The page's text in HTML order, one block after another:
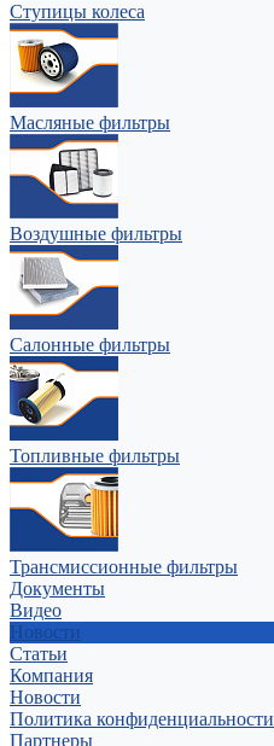
Ступицы колеса
Масляные фильтры
Воздушные фильтры
Салонные фильтры
Топливные фильтры
Трансмиссионные фильтры
Документы
Видео
Новости
Статьи
Компания
Новости
Политика конфиденциальности
Партнеры